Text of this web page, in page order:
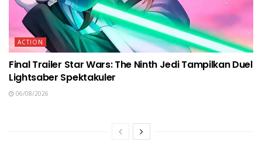
ACTION
Final Trailer Star Wars: The Ninth Jedi Tampilkan Duel
Lightsaber Spektakuler
06/08/2026